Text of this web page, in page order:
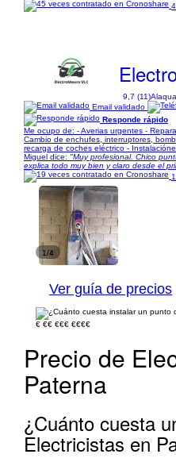
9,7 (11)
Email validado
Responde rápido
Me ocupo de: - Averias urgentes -
Cambio de enchufes, interruptores,
recarga de coches eléctrico -
Miguel dice: "Muy profesional. Chico
explica todo muy bien y claro desde el
1/4
Ver guía de precios
€ €€ €€€ €€€€
Precio de
Paterna
¿Cuánto cuesta
Electricistas en